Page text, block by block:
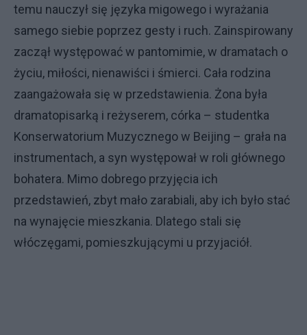
temu nauczył się języka migowego i wyrażania
samego siebie poprzez gesty i ruch. Zainspirowany
zaczął występować w pantomimie, w dramatach o
życiu, miłości, nienawiści i śmierci. Cała rodzina
zaangażowała się w przedstawienia. Żona była
dramatopisarką i reżyserem, córka – studentka
Konserwatorium Muzycznego w Beijing – grała na
instrumentach, a syn występował w roli głównego
bohatera. Mimo dobrego przyjęcia ich
przedstawień, zbyt mało zarabiali, aby ich było stać
na wynajęcie mieszkania. Dlatego stali się
włóczęgami, pomieszkującymi u przyjaciół.